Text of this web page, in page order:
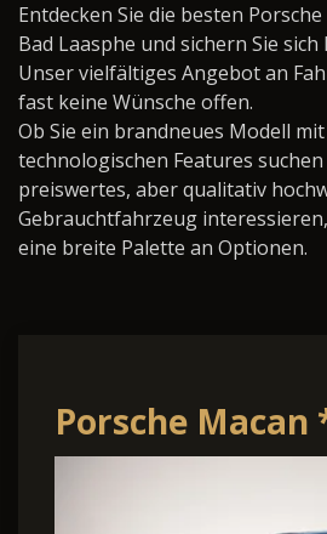
Entdecken Sie die besten
Bad Laasphe und sichern Sie
Unser vielfältiges Angebot an
fast keine Wünsche offen.
Ob Sie ein brandneues Modell
technologischen Features
preiswertes, aber qualitativ
Gebrauchtfahrzeug
eine breite Palette an Optionen.
Porsche Macan